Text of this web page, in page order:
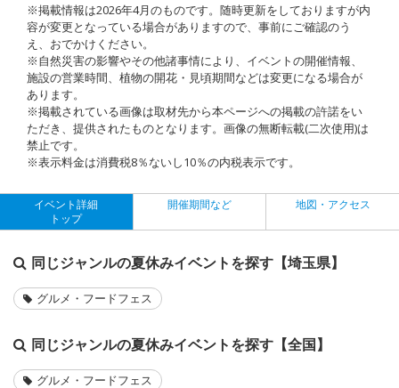
※掲載情報は2026年4月のものです。随時更新をしておりますが内
容が変更となっている場合がありますので、事前にご確認のう
え、おでかけください。
※自然災害の影響やその他諸事情により、イベントの開催情報、
施設の営業時間、植物の開花・見頃期間などは変更になる場合が
あります。
※掲載されている画像は取材先から本ページへの掲載の許諾をい
ただき、提供されたものとなります。画像の無断転載(二次使用)は
禁止です。
※表示料金は消費税8％ないし10％の内税表示です。
イベント詳細
トップ
開催期間など 地図・アクセス
同じジャンルの夏休みイベントを探す【埼玉県】
グルメ・フードフェス
同じジャンルの夏休みイベントを探す【全国】
グルメ・フードフェス